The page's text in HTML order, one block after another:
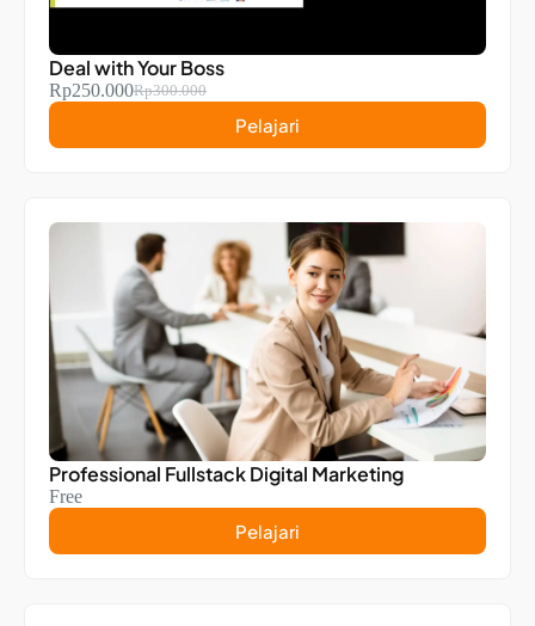
Deal with Your Boss
Rp300.000
Rp250.000
Pelajari
Professional Fullstack Digital Marketing
Free
Pelajari